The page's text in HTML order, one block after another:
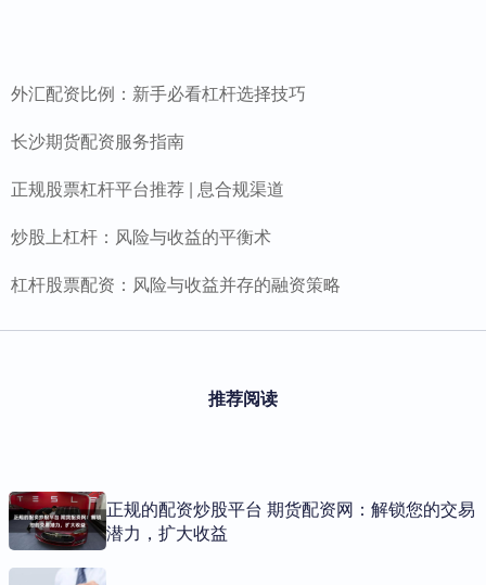
外汇配资比例：新手必看杠杆选择技巧
长沙期货配资服务指南
正规股票杠杆平台推荐 | 息合规渠道
炒股上杠杆：风险与收益的平衡术
杠杆股票配资：风险与收益并存的融资策略
推荐阅读
正规的配资炒股平台 期货配资网：解锁您的交易
潜力，扩大收益